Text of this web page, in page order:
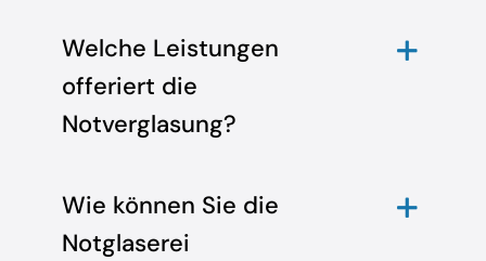
Welche Leistungen
offeriert die
Notverglasung?
Wie können Sie die
Notglaserei